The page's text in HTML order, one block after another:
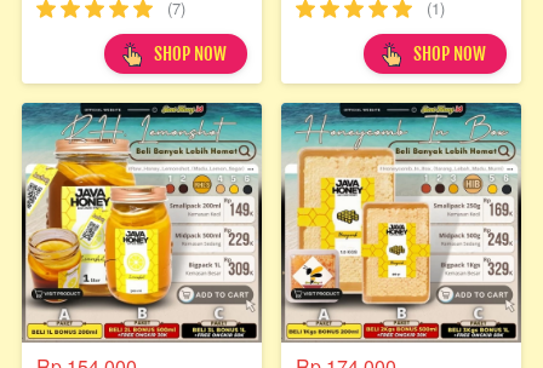
(7)
` SHOP NOW
(1)
` SHOP NOW